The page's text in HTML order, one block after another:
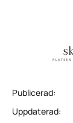
Publicerad:
Uppdaterad: